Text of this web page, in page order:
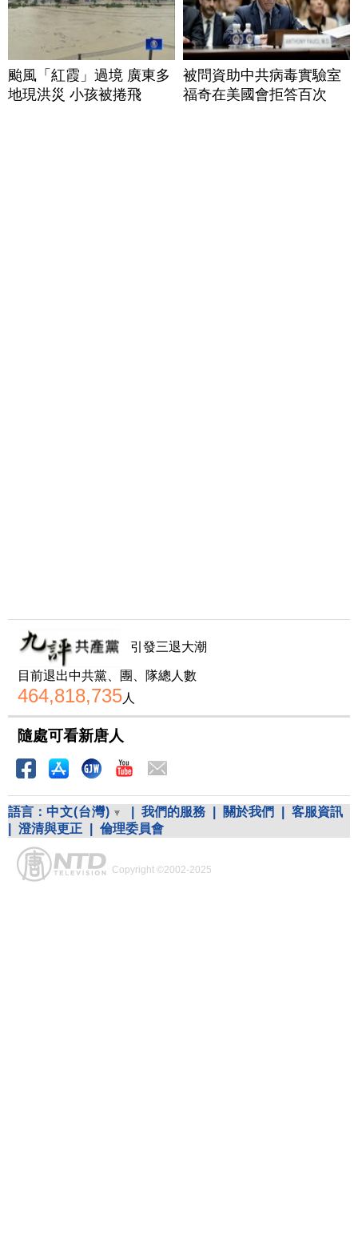
颱風「紅霞」過境 廣東多
地現洪災 小孩被捲飛
被問資助中共病毒實驗室
福奇在美國會拒答百次
引發三退大潮
目前退出中共黨、團、隊總人數
464,818,735人
隨處可看新唐人
語言： 中文(台灣) 我們的服務 關於我們
客服資訊
澄清與更正 倫理委員會
Copyright ©2002-2025